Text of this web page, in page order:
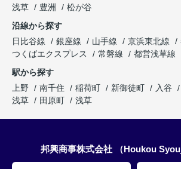
浅草
豊洲
松が谷
沿線から探す
日比谷線
銀座線 山手線 京浜東北線
つくばエクスプレス
常磐線 都営浅草線
駅から探す
上野
南千住 稲荷町 新御徒町 入谷
浅草
田原町 浅草
邦興商事株式会社 （Houkou